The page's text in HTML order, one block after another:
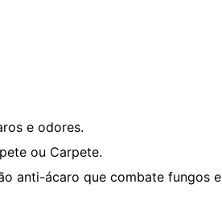
e odores.
ou Carpete.
anti-ácaro que combate fungos e